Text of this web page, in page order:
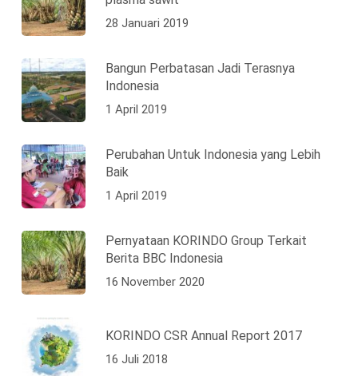
28 Januari 2019
Bangun Perbatasan Jadi Terasnya
Indonesia
1 April 2019
Perubahan Untuk Indonesia yang Lebih
Baik
1 April 2019
Pernyataan KORINDO Group Terkait
Berita BBC Indonesia
16 November 2020
KORINDO CSR Annual Report 2017
16 Juli 2018